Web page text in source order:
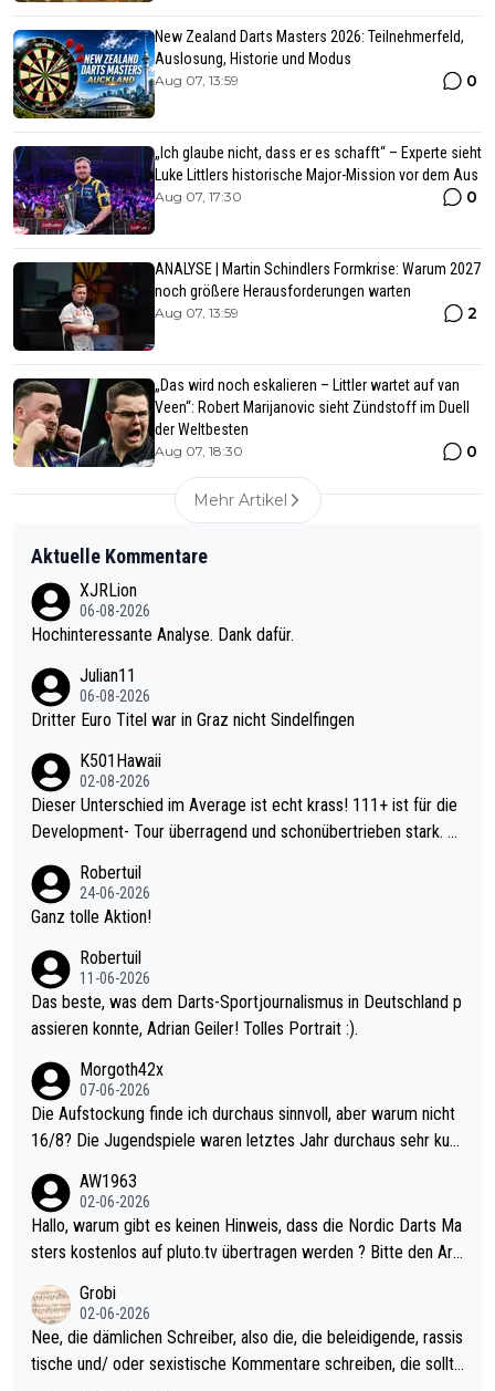
New Zealand Darts Masters 2026: Teilnehmerfeld,
Auslosung, Historie und Modus
Aug 07, 13:59 0
„Ich glaube nicht, dass er es schafft“ – Experte sieht
Luke Littlers historische Major-Mission vor dem Aus
Aug 07, 17:30 0
ANALYSE | Martin Schindlers Formkrise: Warum 2027
noch größere Herausforderungen warten
Aug 07, 13:59 2
„Das wird noch eskalieren – Littler wartet auf van
Veen“: Robert Marijanovic sieht Zündstoff im Duell
der Weltbesten
Aug 07, 18:30 0
Mehr Artikel
Aktuelle Kommentare
XJRLion
06-08-2026
Hochinteressante Analyse. Dank dafür.
Julian11
06-08-2026
Dritter Euro Titel war in Graz nicht Sindelfingen
K501Hawaii
02-08-2026
Dieser Unterschied im Average ist echt krass! 111+ ist für die
Development- Tour überragend und schonübertrieben stark. U
mal 40+ erst recht. Da gewinnst keinen Blumentopf - ist ja noc
h krasser wie ein Pokalspiel eines Kreisligisten vs einem Bund
Robertuil
24-06-2026
Ganz tolle Aktion!
Robertuil
11-06-2026
Das beste, was dem Darts-Sportjournalismus in Deutschland p
assieren konnte, Adrian Geiler! Tolles Portrait :).
Morgoth42x
07-06-2026
Die Aufstockung finde ich durchaus sinnvoll, aber warum nicht
16/8? Die Jugendspiele waren letztes Jahr durchaus sehr kurz
Allerdings ist Mitchell Lawrie als Nummer 1 der Welt eh qualifi
ziert. Somit ändert die automatische Qualifikation des Weltmei
sters erstmal nichts. Ich denke sie wollen damit für nächstes J
ohl wenig WDF Turniere spielen. Dies war bei Archie Self letzt
es Jahr der Fall. Er musste als amtierender Weltmeister durch
den Qualifier und ich glaube kaum, dass Mitchel sich das (in Ve
gas) antun würde, wenn er doch eigentlich die PDC-WM als Zi
AW1963
02-06-2026
Hallo, warum gibt es keinen Hinweis, dass die Nordic Darts Ma
sters kostenlos auf pluto.tv übertragen werden ? Bitte den Arti
Grobi
02-06-2026
Nee, die dämlichen Schreiber, also die, die beleidigende, rassis
tische und/ oder sexistische Kommentare schreiben, die sollte